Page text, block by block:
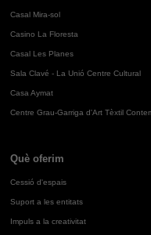
Casal Mira-sol
Casino La Floresta
Casal Les Planes
Sala Clavé - La Unió Centre Cultural
Casa Aymat
Centre Grau-Garriga d'Art Tèxtil
Què oferim
Cessió d'espais
Suport a les entitats
Impuls a la creativitat